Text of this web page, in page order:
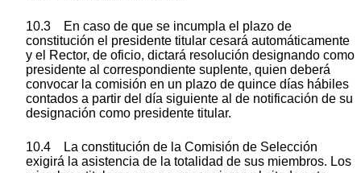
10.3 En caso de que se incumpla el plazo de
constitución el presidente titular cesará automáticamente
y el Rector, de oficio, dictará resolución designando como
presidente al correspondiente suplente, quien deberá
convocar la comisión en un plazo de quince días hábiles
contados a partir del día siguiente al de notificación de su
designación como presidente titular.
10.4 La constitución de la Comisión de Selección
exigirá la asistencia de la totalidad de sus miembros. Los